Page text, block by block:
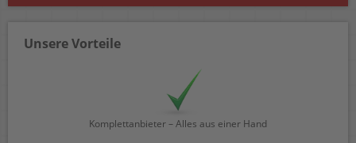
Unsere Vorteile
Komplettanbieter – Alles aus einer Hand